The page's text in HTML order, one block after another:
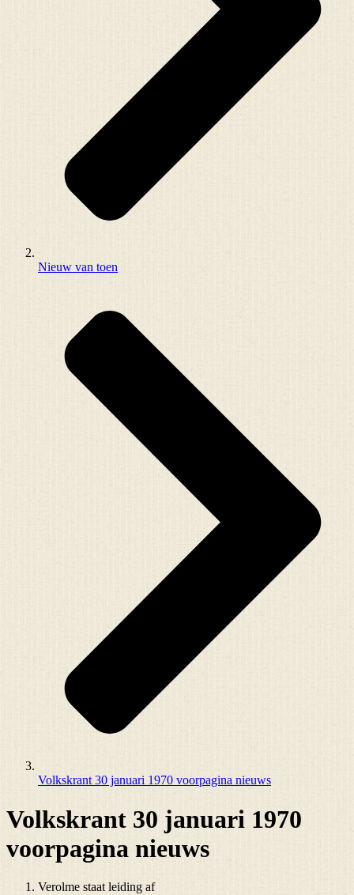
Nieuw van toen
Volkskrant 30 januari 1970 voorpagina nieuws
Volkskrant 30 januari 1970
voorpagina nieuws
Verolme staat leiding af